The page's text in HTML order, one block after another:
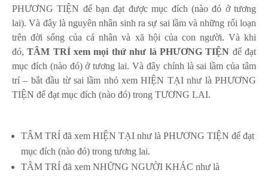
PHƯƠNG TIỆN để bạn đạt được mục đích (nào đó ở tương
lai). Và đây là nguyên nhân sinh ra sự sai lầm và những rối loạn
trên đời sống của cá nhân và xã hội của con người. Và khi
đó,TÂM TRÍ xem mọi thứ như là PHƯƠNG TIỆN để đạt
mục đích (nào đó) ở tương lai. Và đây chính là sai lầm của tâm
trí – bắt đầu từ sai lầm nhỏ xem HIỆN TẠI như là PHƯƠNG
TIỆN để đạt mục đích (nào đó) trong TƯƠNG LAI.
TÂM TRÍ đã xem HIỆN TẠI như là PHƯƠNG TIỆN để đạt
mục đích (nào đó) trong tương lai.
TÂM TRÍ đã xem NHỮNG NGƯỜI KHÁC như là